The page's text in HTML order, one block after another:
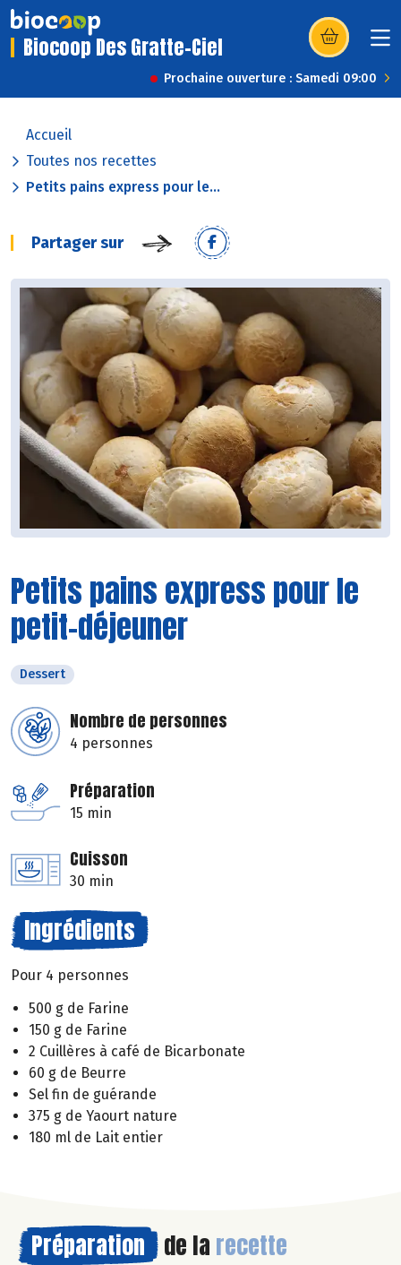
Biocoop Des Gratte-Ciel (s’ouvre dans
Prochaine ouverture : Samedi 09:00
Accueil
Toutes nos recettes
Petits pains express pour le...
Partager sur
Petits pains express pour le
petit-déjeuner
Dessert
Nombre de personnes
4 personnes
Préparation
15 min
Cuisson
30 min
Ingrédients
Pour 4 personnes
500 g de Farine
150 g de Farine
2 Cuillères à café de Bicarbonate
60 g de Beurre
Sel fin de guérande
375 g de Yaourt nature
180 ml de Lait entier
Préparation de la recette